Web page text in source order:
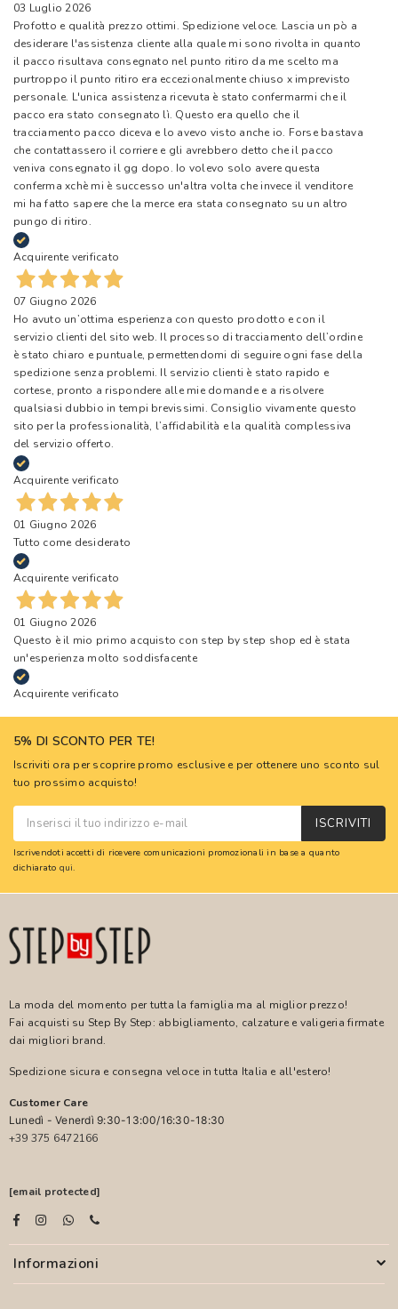
03 Luglio 2026
Profotto e qualità prezzo ottimi. Spedizione veloce. Lascia un pò a
desiderare l'assistenza cliente alla quale mi sono rivolta in quanto
il pacco risultava consegnato nel punto ritiro da me scelto ma
purtroppo il punto ritiro era eccezionalmente chiuso x imprevisto
personale. L'unica assistenza ricevuta è stato confermarmi che il
pacco era stato consegnato lì. Questo era quello che il
tracciamento pacco diceva e lo avevo visto anche io. Forse bastava
che contattassero il corriere e gli avrebbero detto che il pacco
veniva consegnato il gg dopo. Io volevo solo avere questa
conferma xchè mi è successo un'altra volta che invece il venditore
mi ha fatto sapere che la merce era stata consegnato su un altro
pungo di ritiro.
Acquirente verificato
07 Giugno 2026
Ho avuto un’ottima esperienza con questo prodotto e con il
servizio clienti del sito web. Il processo di tracciamento dell’ordine
è stato chiaro e puntuale, permettendomi di seguire ogni fase della
spedizione senza problemi. Il servizio clienti è stato rapido e
cortese, pronto a rispondere alle mie domande e a risolvere
qualsiasi dubbio in tempi brevissimi. Consiglio vivamente questo
sito per la professionalità, l’affidabilità e la qualità complessiva
del servizio offerto.
Acquirente verificato
01 Giugno 2026
Tutto come desiderato
Acquirente verificato
01 Giugno 2026
Questo è il mio primo acquisto con step by step shop ed è stata
un'esperienza molto soddisfacente
Acquirente verificato
5% DI SCONTO PER TE!
Iscriviti ora per scoprire promo esclusive e per ottenere uno sconto sul
tuo prossimo acquisto!
ISCRIVITI
Iscrivendoti accetti di ricevere comunicazioni promozionali in base a quanto
dichiarato qui.
La moda del momento per tutta la famiglia ma al miglior prezzo!
Fai acquisti su Step By Step: abbigliamento, calzature e valigeria firmate
dai migliori brand.
Spedizione sicura e consegna veloce in tutta Italia e all'estero!
Customer Care
Lunedì - Venerdì 9:30-13:00/16:30-18:30
+39 375 6472166
[email protected]
Informazioni